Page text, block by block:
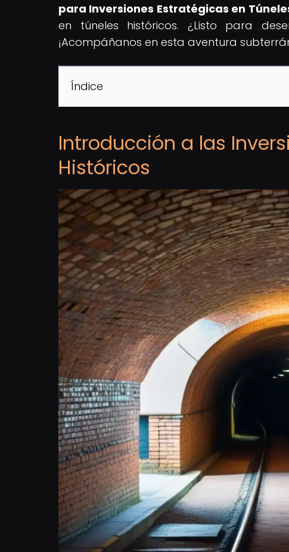
para Inversiones Estratégicas en
en túneles históricos. ¿Listo para
¡Acompáñanos en esta aventura
Índice
Introducción a las
Históricos